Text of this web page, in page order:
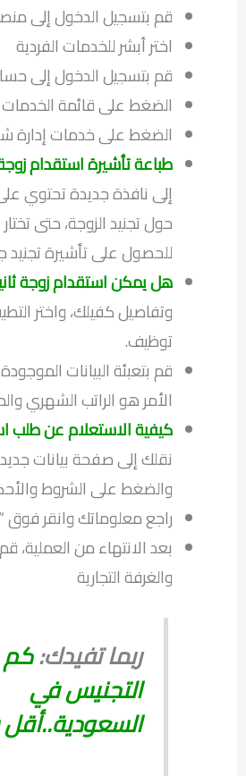
قم بتسجيل الدخول إلى
اختر أبشر للخدمات الفردية
قم بتسجيل الدخول إلى
الضغط على قائمة الخدمات
الضغط على خدمات إدارة
طباعة تأشيرة استقدام
إلى نافذة جديدة تحتوي
حول تجنيد الزوجة، حتى
للحصول على تأشيرة تجنيد
هل يمكن استقدام زوجة
وتفاصيل كفيلك، واختر
توظيف.
قم بتعبئة البيانات
الأمر هو الراتب الشهري
كيفية الاستعلام عن طلب
نقلك إلى صفحة بيانات
والضغط على الشروط
راجع معلوماتك وانقر فوق
بعد الانتهاء من العملية،
والغرفة التجارية
ربما تفيدك:
التجنيس في